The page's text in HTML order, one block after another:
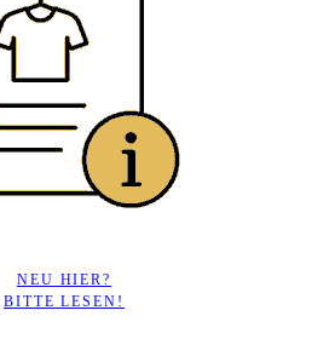
NEU HIER?
BITTE LESEN!